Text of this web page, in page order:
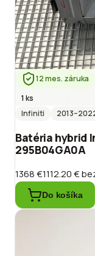
12 mes. záruka
1 ks
Infiniti
2013
Batéria hybrid
295B04GA0A
1368 €1112.20 €
Do košíka